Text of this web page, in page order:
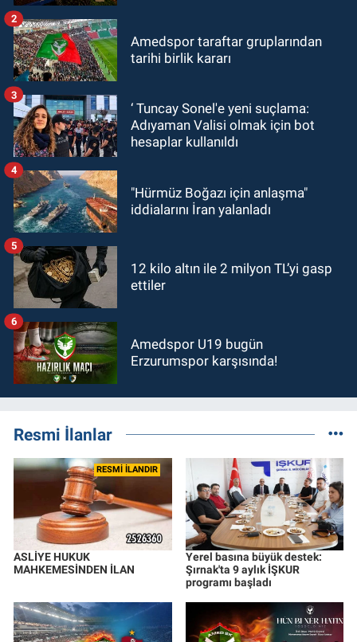
Amedspor taraftar gruplarından
tarihi birlik kararı
2
‘ Tuncay Sonel'e yeni suçlama:
Adıyaman Valisi olmak için bot
hesaplar kullanıldı
3
"Hürmüz Boğazı için anlaşma"
iddialarını İran yalanladı
4
12 kilo altın ile 2 milyon TL’yi gasp
ettiler
5
Amedspor U19 bugün
Erzurumspor karşısında!
6
Resmi İlanlar
RESMİ İLANDIR
ASLİYE HUKUK
MAHKEMESİNDEN İLAN
Yerel basına büyük destek:
Şırnak'ta 9 aylık İŞKUR
programı başladı